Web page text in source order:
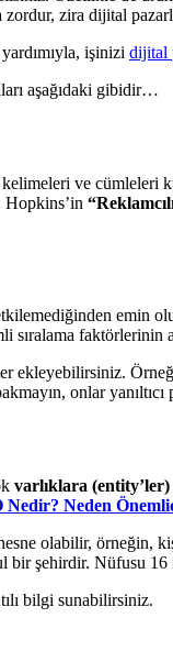
zira dijital
işinizi dijital
aşağıdaki gibidir…
ve
Hopkins’in
sıralama faktörlerinin
onlar
varlıklara
Nedir? Neden
olabilir,
bir şehirdir. Nüfusu
bilgi sunabilirsiniz.